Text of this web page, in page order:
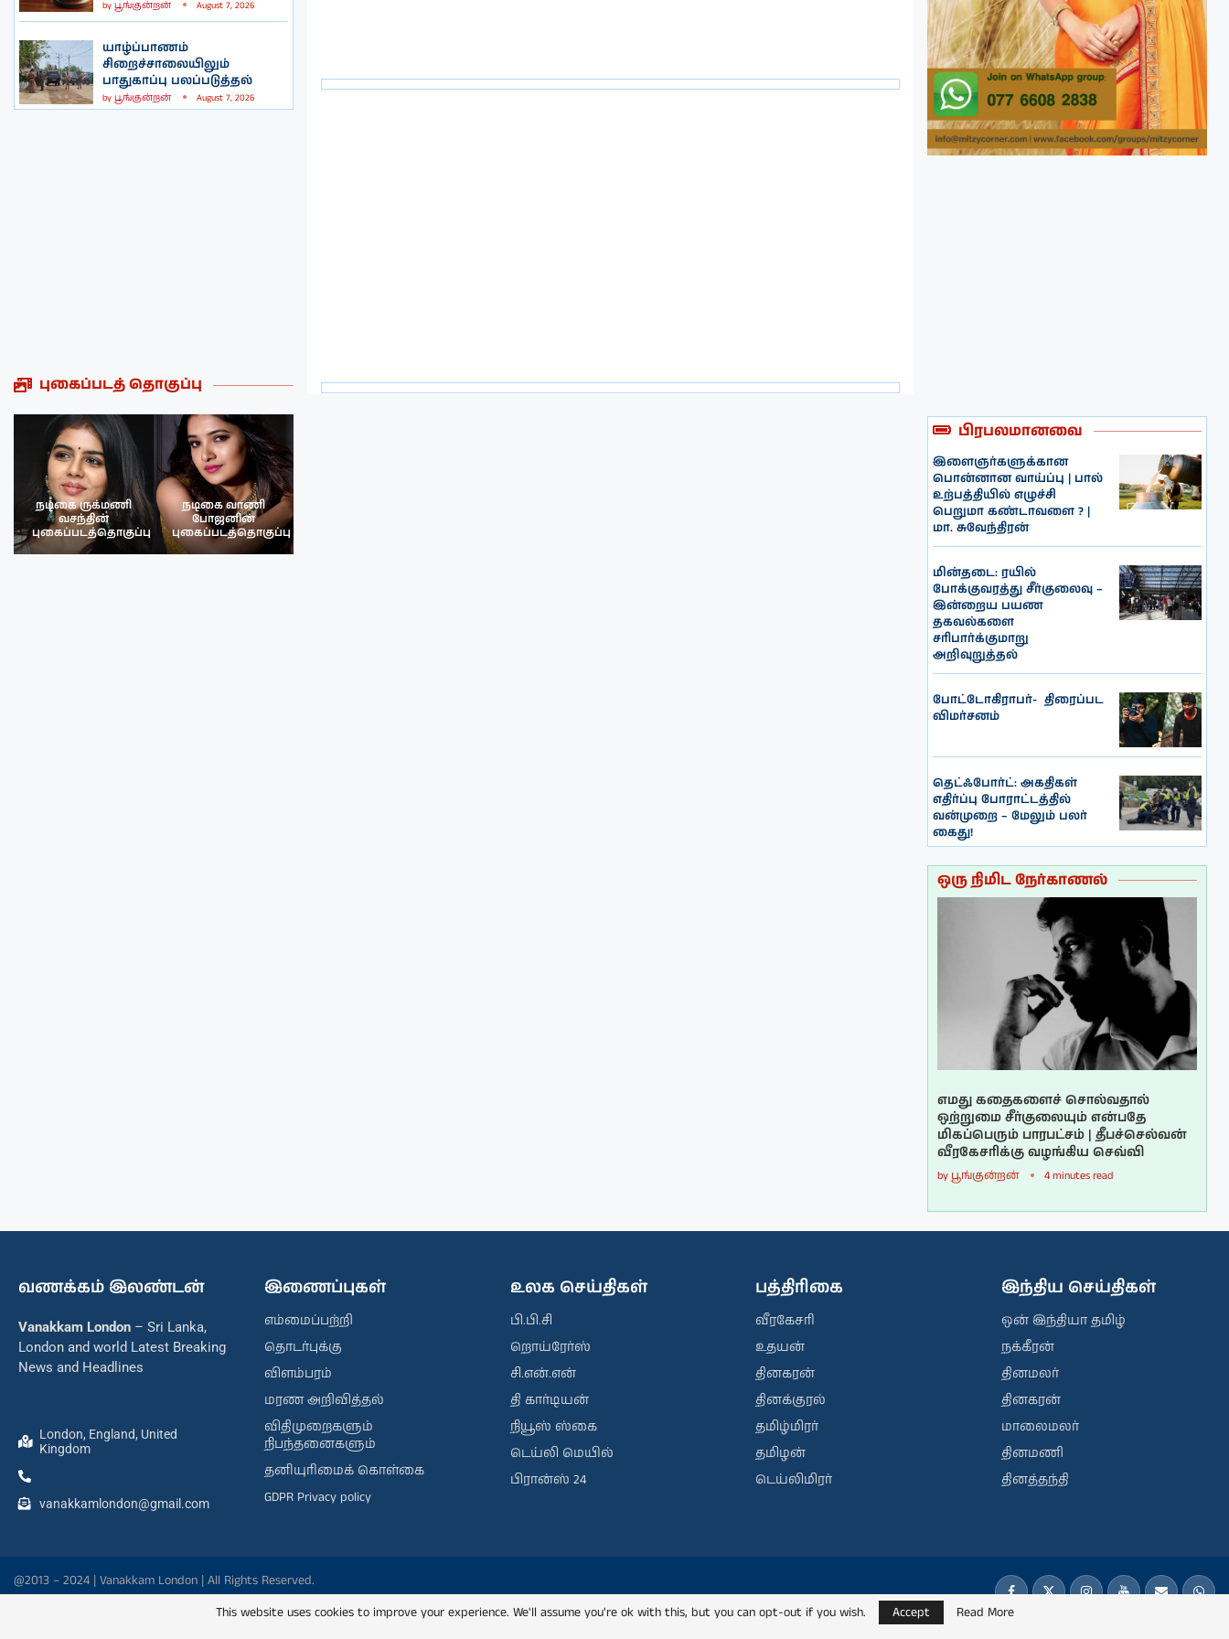
by பூங்குன்றன் August 7, 2026
யாழ்ப்பாணம்
சிறைச்சாலையிலும்
பாதுகாப்பு பலப்படுத்தல்
by பூங்குன்றன் August 7, 2026
புகைப்படத் தொகுப்பு
நடிகை ருக்மணி
வசந்தின்
புகைப்படத்தொகுப்பு
நடிகை வாணி
போஜனின்
புகைப்படத்தொகுப்பு
பிரபலமானவை
இளைஞர்களுக்கான
பொன்னான வாய்ப்பு | பால்
உற்பத்தியில் எழுச்சி
பெறுமா கண்டாவளை ? |
மா. சுவேந்திரன்
மின்தடை: ரயில்
போக்குவரத்து சீர்குலைவு –
இன்றைய பயண
தகவல்களை
சரிபார்க்குமாறு
அறிவுறுத்தல்
போட்டோகிராபர்- ‌ திரைப்பட
விமர்சனம்
தெட்ஃபோர்ட்: அகதிகள்
எதிர்ப்பு போராட்டத்தில்
வன்முறை – மேலும் பலர்
கைது!
ஒரு நிமிட நேர்காணல்
எமது கதைகளைச் சொல்வதால்
ஒற்றுமை சீர்குலையும் என்பதே
மிகப்பெரும் பாரபட்சம் | தீபச்செல்வன்
வீரகேசரிக்கு வழங்கிய செவ்வி
by பூங்குன்றன் 4 minutes read
வணக்கம் இலண்டன்
Vanakkam London – Sri Lanka,
London and world Latest Breaking
News and Headlines
London, England, United
Kingdom
vanakkamlondon@gmail.com
இணைப்புகள்
எம்மைப்பற்றி
தொடர்புக்கு
விளம்பரம்
மரண அறிவித்தல்
விதிமுறைகளும்
நிபந்தனைகளும்
தனியுரிமைக் கொள்கை
GDPR Privacy policy
உலக செய்திகள்
பி.பி.சி
றொய்ரேர்ஸ்
சி.என்.என்
தி கார்டியன்
நியூஸ் ஸ்கை
டெய்லி மெயில்
பிரான்ஸ் 24
பத்திரிகை
வீரகேசரி
உதயன்
தினகரன்
தினக்குரல்
தமிழ்மிரர்
தமிழன்
டெய்லிமிரர்
இந்திய செய்திகள்
ஒன் இந்தியா தமிழ்
நக்கீரன்
தினமலர்
தினகரன்
மாலைமலர்
தினமணி
தினத்தந்தி
@2013 – 2024 | Vanakkam London | All Rights Reserved.
This website uses cookies to improve your experience. We'll assume you're ok with this, but you can opt-out if you wish.
Accept Read More